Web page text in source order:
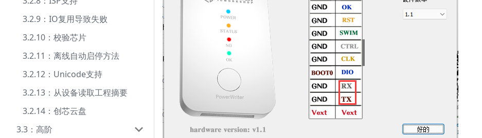
3.2.9：IO复用导致失败
3.2.10：校验芯片
3.2.11：离线自动启停方法
3.2.12：Unicode支持
3.2.13：从设备读取工程摘要
3.2.14：创芯云盘
3.3：高阶